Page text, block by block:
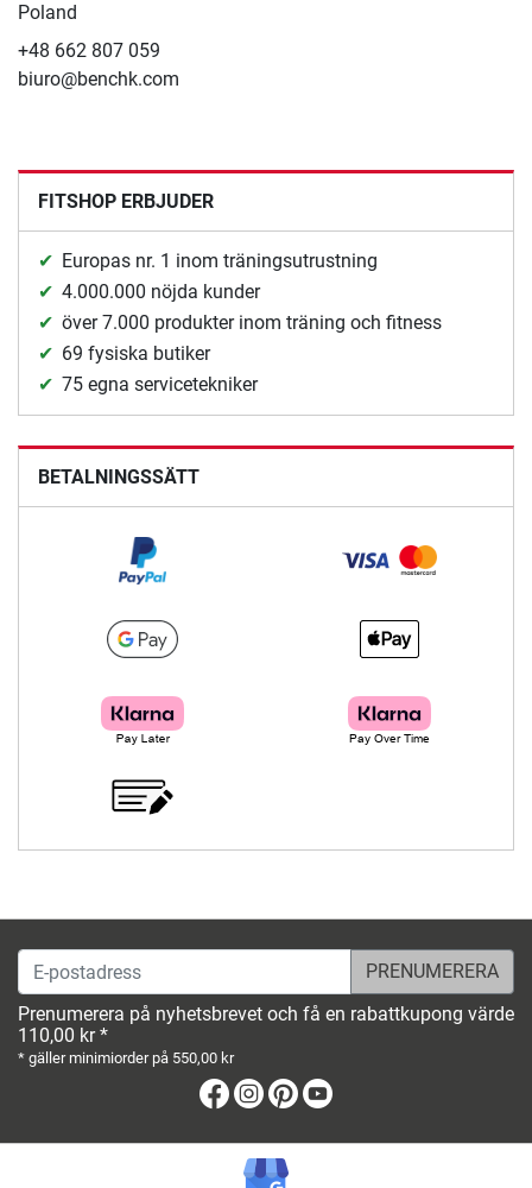
Poland
+48 662 807 059
biuro@benchk.com
FITSHOP ERBJUDER
Europas nr. 1 inom träningsutrustning
4.000.000 nöjda kunder
över 7.000 produkter inom träning och fitness
69 fysiska butiker
75 egna servicetekniker
BETALNINGSSÄTT
E-postadress
Prenumerera på nyhetsbrevet och få en rabattkupong värde
110,00 kr *
* gäller minimiorder på 550,00 kr
Facebook
Instagram
Pinterest